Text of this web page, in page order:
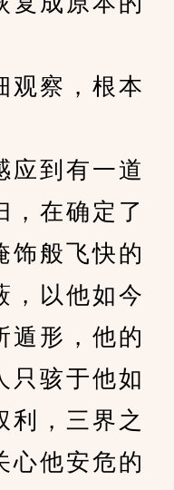
察，根本
到有一道
，在确定了
饰般飞快的
，以他如今
遁形，他的
只骇于他如
利，三界之
心他安危的